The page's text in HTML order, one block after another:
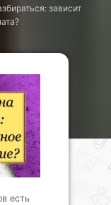
зависит
есть